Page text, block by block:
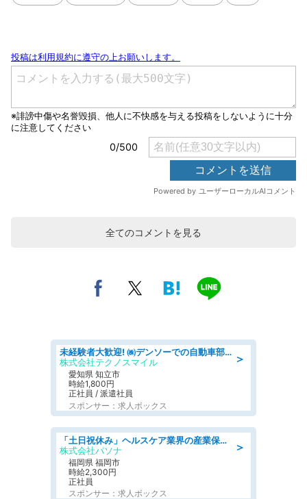
全てのコメントを見る
＞
未経験者大歓迎! ㈱デンソーでの自動車部品の組立作業 denso aichi
株式会社テクノスマイル
愛知県 知立市
時給1,800円
正社員 / 派遣社員
スポンサー：求人ボックス
＞
「土日祝休み」ヘルスケア業界の産業保健師/高時給/未経験OK/要資格:保健師、正看護師
株式会社パソナ
福岡県 福岡市
時給2,300円
正社員
スポンサー：求人ボックス